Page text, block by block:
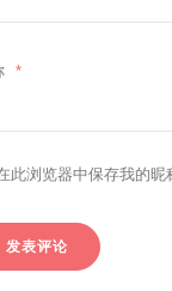
*
此浏览器中保存我的昵